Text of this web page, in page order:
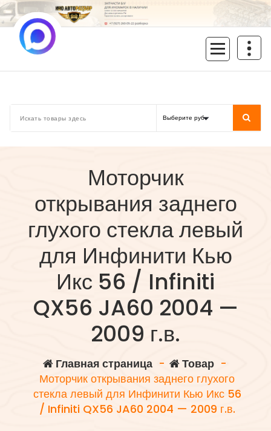
Перейти
к
содержимому
Моторчик
открывания заднего
глухого стекла левый
для Инфинити Кью
Икс 56 / Infiniti
QX56 JA60 2004 —
2009 г.в.
Главная страница- Товар-
Моторчик открывания заднего глухого
стекла левый для Инфинити Кью Икс 56
/ Infiniti QX56 JA60 2004 — 2009 г.в.